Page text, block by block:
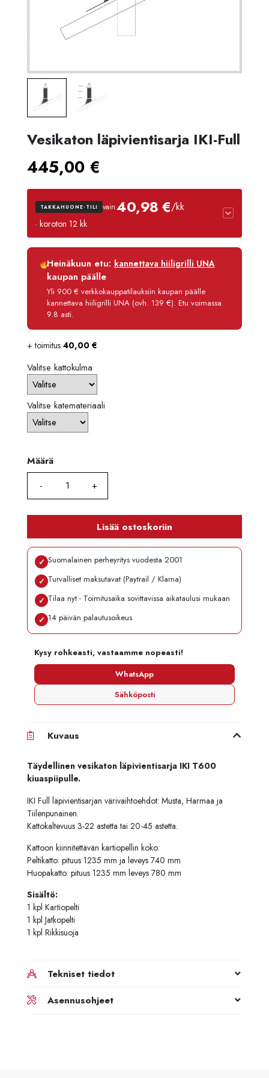
Vesikaton läpivientisarja IKI-Full
445,00 €
TAKKAHUONE-TILI vain40,98 €/kk
· koroton 12 kk
Luottoaika
12 kk
Korko
Käsittelymaksu
3,90 €/kk
Maksettava yhteensä
491,80 €
Heinäkuun etu: kannettava hiiligrilli UNA
kaupan päälle
Yli 900 € verkkokauppatilauksiin kaupan päälle
kannettava hiiligrilli UNA (ovh. 139 €). Etu voimassa
9.8 asti.
+ toimitus 40,00 €
Valitse kattokulma
Valitse katemateriaali
Määrä
Määrä
Lisää ostoskoriin
✓ Suomalainen perheyritys vuodesta 2001
✓ Turvalliset maksutavat (Paytrail / Klarna)
✓ Tilaa nyt - Toimitusaika sovittavissa aikataulusi mukaan
✓ 14 päivän palautusoikeus
Kysy rohkeasti, vastaamme nopeasti!
WhatsApp
Sähköposti
Kuvaus
Täydellinen vesikaton läpivientisarja IKI T600
kiuaspiipulle.
IKI Full läpivientisarjan värivaihtoehdot: Musta, Harmaa ja
Tiilenpunainen.
Kattokaltevuus 3-22 astetta tai 20-45 astetta.
Kattoon kiinnitettävän kartiopellin koko:
Peltikatto: pituus 1235 mm ja leveys 740 mm
Huopakatto: pituus 1235 mm leveys 780 mm
Sisältö:
1 kpl Kartiopelti
1 kpl Jatkopelti
1 kpl Rikkisuoja
Tekniset tiedot
Asennusohjeet